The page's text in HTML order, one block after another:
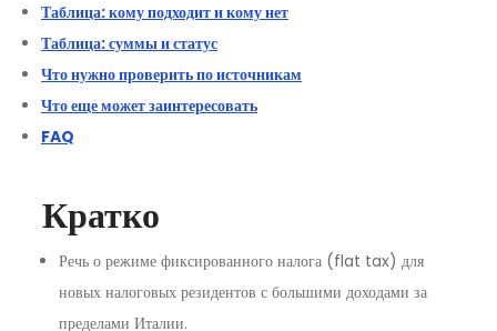
Таблица: кому подходит и кому нет
Таблица: суммы и статус
Что нужно проверить по источникам
Что еще может заинтересовать
FAQ
Кратко
Речь о режиме фиксированного налога (flat tax) для
новых налоговых резидентов с большими доходами за
пределами Италии.